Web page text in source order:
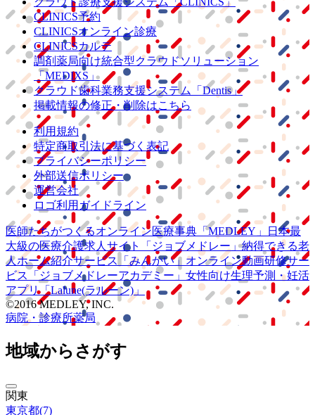
CLINICS予約
CLINICSオンライン診療
CLINICSカルテ
調剤薬局向け統合型クラウドソリューション
「MEDIXS」
クラウド歯科業務支援システム
「Dentis」
掲載情報の修正・削除はこちら
利用規約
特定商取引法に基づく表記
プライバシーポリシー
外部送信ポリシー
運営会社
ロゴ利用ガイドライン
医師たちがつくるオンライン医療事典 「MEDLEY」
日本最
大級の医療介護求人サイト 「ジョブメドレー」納得できる老
人ホーム紹介サービス
「みんかい」 オンライン動画研修サー
ビス
「ジョブメドレーアカデミー」 女性向け生理予測・妊活
アプリ「Lalune(ラルーン)」
©2016 MEDLEY, INC.
病院・診療所薬局
地域からさがす
関東
東京都(7)